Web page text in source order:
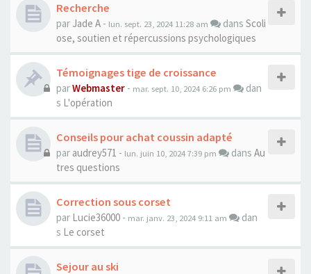
Recherche
par Jade A - lun. sept. 23, 2024 11:28 am dans Scoli
ose, soutien et répercussions psychologiques
Témoignages tige de croissance
parWebmaster - mar. sept. 10, 2024 6:26 pm
dan
s L'opération
Conseils pour achat coussin adapté
par audrey571 - lun. juin 10, 2024 7:39 pm dans Au
tres questions
Correction sous corset
par Lucie36000 - mar. janv. 23, 2024 9:11 am
dan
s Le corset
Sejour au ski